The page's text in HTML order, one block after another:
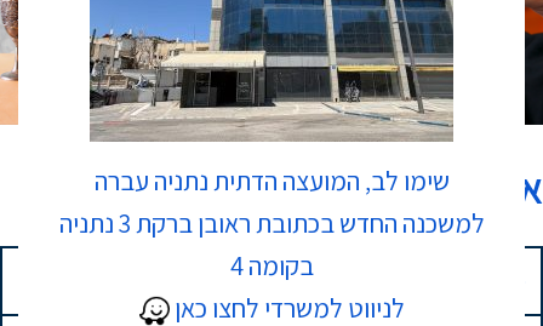
שימו לב, המועצה הדתית נתניה עברה
למשכנה החדש בכתובת ראובן ברקת 3 נתניה
בקומה 4
לניווט למשרדי לחצו כאן
אושר עד
60 שדרות טום לנטוס, נתניה, Israel